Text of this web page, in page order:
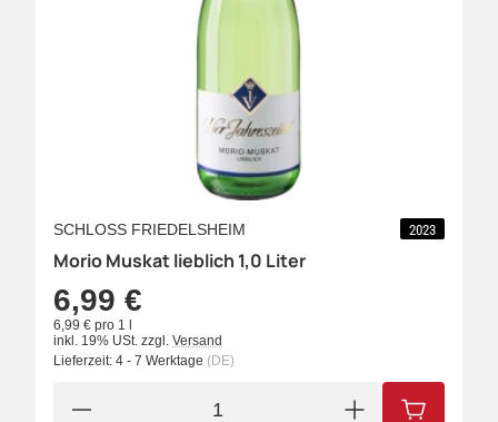
SCHLOSS FRIEDELSHEIM 2023
Morio Muskat lieblich 1,0 Liter
6,99 €
6,99 € pro 1 l
inkl. 19% USt. zzgl. Versand
Lieferzeit: 4 - 7 Werktage (DE)
IN DEN